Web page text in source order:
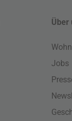
Über
Jobs